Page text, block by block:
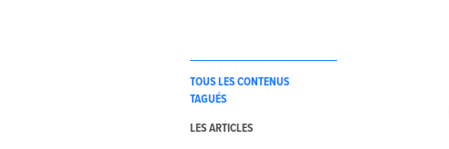
TOUS LES CONTENUS
TAGUÉS
LES ARTICLES